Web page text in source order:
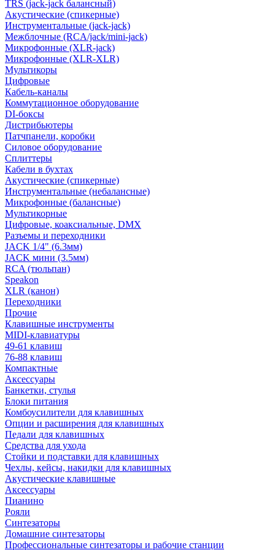
TRS (jack-jack балансный)
Акустические (спикерные)
Инструментальные (jack-jack)
Межблочные (RCA/jack/mini-jack)
Микрофонные (XLR-jack)
Микрофонные (XLR-XLR)
Мультикоры
Цифровые
Кабель-каналы
Коммутационное оборудование
DI-боксы
Дистрибьютеры
Патчпанели, коробки
Силовое оборудование
Сплиттеры
Кабели в бухтах
Акустические (спикерные)
Инструментальные (небалансные)
Микрофонные (балансные)
Мультикорные
Цифровые, коаксиальные, DMX
Разъемы и переходники
JACK 1/4" (6.3мм)
JACK мини (3.5мм)
RCA (тюльпан)
Speakon
XLR (канон)
Переходники
Прочие
Клавишные инструменты
MIDI-клавиатуры
49-61 клавиш
76-88 клавиш
Компактные
Аксессуары
Банкетки, стулья
Блоки питания
Комбоусилители для клавишных
Опции и расширения для клавишных
Педали для клавишных
Средства для ухода
Стойки и подставки для клавишных
Чехлы, кейсы, накидки для клавишных
Акустические клавишные
Аксессуары
Пианино
Рояли
Синтезаторы
Домашние синтезаторы
Профессиональные синтезаторы и рабочие станции